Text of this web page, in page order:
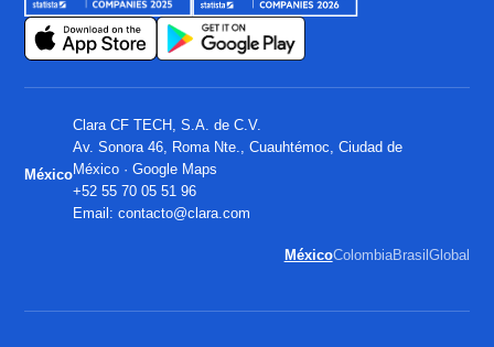
México
Clara CF TECH, S.A. de C.V.
Av. Sonora 46, Roma Nte., Cuauhtémoc, Ciudad de
México ·Google Maps
+52 55 70 05 51 96
Email:contacto@clara.com
MéxicoColombiaBrasil Global